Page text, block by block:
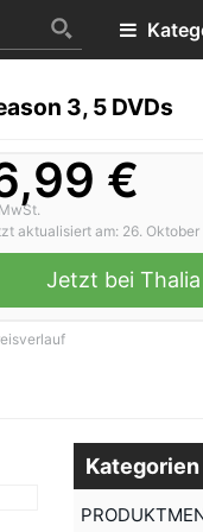
3, 5 DVDs
€
aktualisiert am: 26.
Jetzt bei
Kategorien